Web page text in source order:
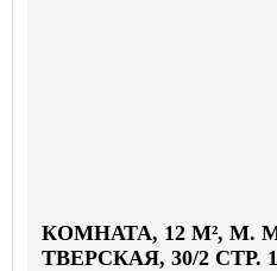
КОМНАТА, 12 М², М.
ТВЕРСКАЯ, 30/2 СТР. 1